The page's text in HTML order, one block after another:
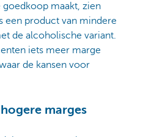
maakt, zien
een product van mindere
de alcoholische variant.
iets meer marge
de kansen voor
marges